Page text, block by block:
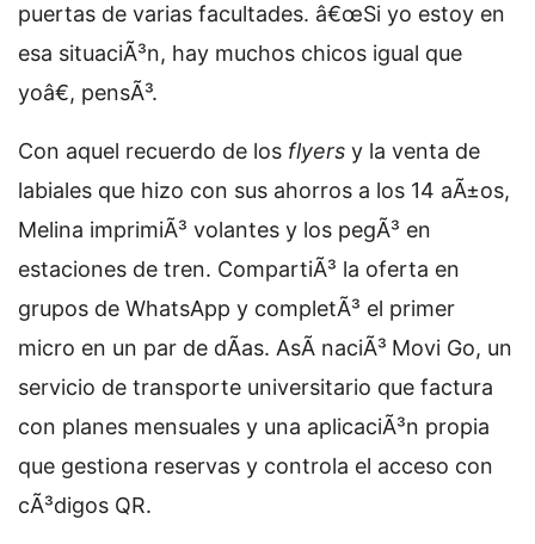
puertas de varias facultades. â€œSi yo estoy en
esa situaciÃ³n, hay muchos chicos igual que
yoâ€, pensÃ³.
Con aquel recuerdo de los flyers y la venta de
labiales que hizo con sus ahorros a los 14 aÃ±os,
Melina imprimiÃ³ volantes y los pegÃ³ en
estaciones de tren. CompartiÃ³ la oferta en
grupos de WhatsApp y completÃ³ el primer
micro en un par de dÃ­as. AsÃ­ naciÃ³ Movi Go, un
servicio de transporte universitario que factura
con planes mensuales y una aplicaciÃ³n propia
que gestiona reservas y controla el acceso con
cÃ³digos QR.